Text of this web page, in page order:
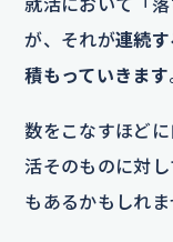
が、それが連続
積もっていきます
数をこなすほど
活そのものに対
もあるかもしれま